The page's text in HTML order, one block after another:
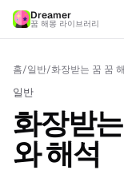
Dreamer
꿈 해몽 라이브러리
홈/일반/화장받는 꿈 꿈
일반
화장받
와 해석